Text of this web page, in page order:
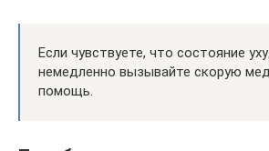
Если чувствуете, что состояние
немедленно вызывайте скорую
помощь.